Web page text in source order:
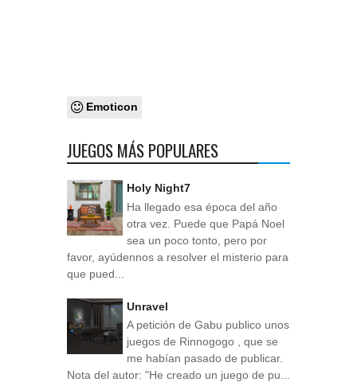
Emoticon
JUEGOS MÁS POPULARES
Holy Night7
Ha llegado esa época del año
otra vez. Puede que Papá Noel
sea un poco tonto, pero por
favor, ayúdennos a resolver el misterio para
que pued...
Unravel
A petición de Gabu publico unos
juegos de Rinnogogo , que se
me habían pasado de publicar.
Nota del autor: "He creado un juego de pu...